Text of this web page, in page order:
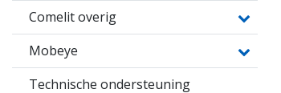
Comelit overig
Mobeye
Technische ondersteuning